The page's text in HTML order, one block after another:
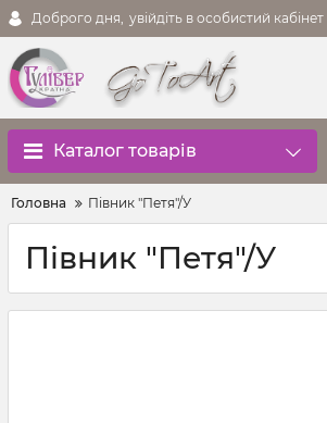
Доброго дня, увійдіть в особистий кабінет
Каталог товарів
Головна Півник "Петя"/У
Півник "Петя"/У